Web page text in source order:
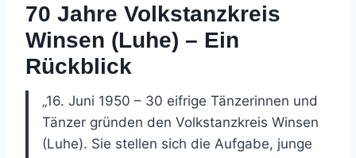
70 Jahre Volkstanzkreis
Winsen (Luhe) – Ein
Rückblick
„16. Juni 1950 – 30 eifrige Tänzerinnen und
Tänzer gründen den Volkstanzkreis Winsen
(Luhe). Sie stellen sich die Aufgabe, junge